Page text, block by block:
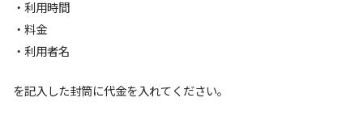
・利用時間
・料金
・利用者名
を記入した封筒に代金を入れてください。